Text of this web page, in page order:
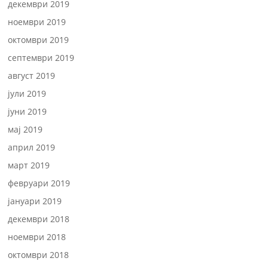
декември 2019
ноември 2019
октомври 2019
септември 2019
август 2019
јули 2019
јуни 2019
мај 2019
април 2019
март 2019
февруари 2019
јануари 2019
декември 2018
ноември 2018
октомври 2018